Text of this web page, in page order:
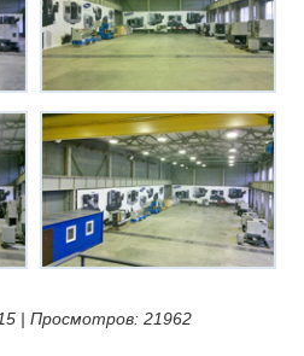
| Просмотров: 21962